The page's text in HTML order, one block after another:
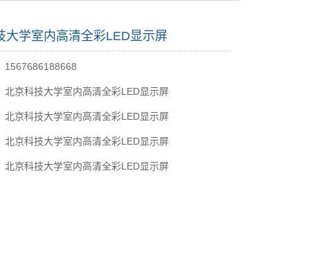
大学室内高清全彩LED显示屏
1567686188668
北京科技大学室内高清全彩LED显示屏
北京科技大学室内高清全彩LED显示屏
北京科技大学室内高清全彩LED显示屏
北京科技大学室内高清全彩LED显示屏